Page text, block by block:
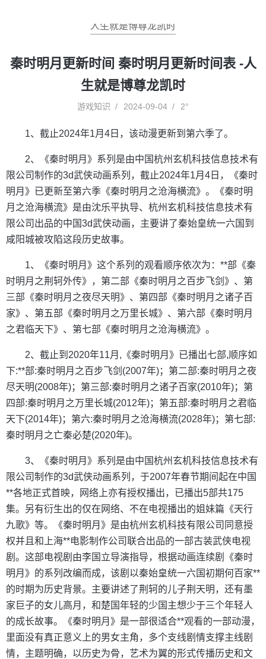
人生就是博尊龙凯时
秦时明月更新时间 秦时明月更新时间表 -人
生就是博尊龙凯时
游戏知识 2024-09-04 2°
1、截止2024年1月4日，该动漫更新到第六季了。
2、《秦时明月》系列是由中国杭州玄机科技信息技术有
限公司制作的3d武侠动画系列，截止2024年1月4日，《秦时
明月》已更新至第六季《秦时明月之沧海横流》。《秦时明
月之沧海横流》是由沈乐平执导、杭州玄机科技信息技术有
限公司出品的中国3d武侠动画，主要讲了秦始皇统一六国到
咸阳城被攻陷这段历史故事。
1、《秦时明月》这个系列的观看顺序依次为：**部《秦
时明月之荆轲外传》，第二部《秦时明月之百步飞剑》、第
三部《秦时明月之夜尽天明》、第四部《秦时明月之诸子百
家》、第五部《秦时明月之万里长城》、第六部《秦时明月
之君临天下》、第七部《秦时明月之沧海横流》。
2、截止到2020年11月,《秦时明月》已播出七部,顺序如
下:**部:秦时明月之百步飞剑(2007年)；第二部:秦时明月之夜
尽天明(2008年)；第三部:秦时明月之诸子百家(2010年)；第
四部:秦时明月之万里长城(2012年)；第五部:秦时明月之君临
天下(2014年)；第六:秦时明月之沧海横流(2028年)；第七部:
秦时明月之亡秦必楚(2020年)。
3、《秦时明月》系列是由中国杭州玄机科技信息技术有
限公司制作的3d武侠动画系列，于2007年春节期间起在中国
**各地正式首映，网络上亦有授权播出，已播出5部共175
集。另有衍生出的仅在网络、不在电视播出的姐妹篇《天行
九歌》等。《秦时明月》是由杭州玄机科技有限公司同意授
权并且和上海**电影制作公司联合出品的一部古装武侠电视
剧。这部电视剧由李国立导演指导，根据动画连续剧《秦时
明月》的系列改编而成，该剧以秦始皇统一六国初期何百家**
的时期为历史背景。主要讲述了荆轲的儿子荆天明，还有墨
家巨子的女儿高月，和楚国年轻的少国主想少于三个年轻人
的成长故事。《秦时明月》是一部很适合**观看的一部动漫，
里面没有真正意义上的男女主角，多个支线剧情支撑主线剧
情，主题明确，以历史为骨，艺术为翼的形式传播历史和文